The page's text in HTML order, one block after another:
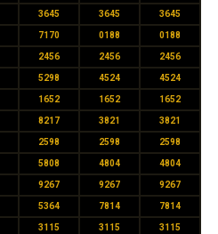
3645 3645 3645
7170 0188 0188
2456 2456 2456
5298 4524 4524
1652 1652 1652
8217 3821 3821
2598 2598 2598
5808 4804 4804
9267 9267 9267
5364 7814 7814
3115 3115 3115